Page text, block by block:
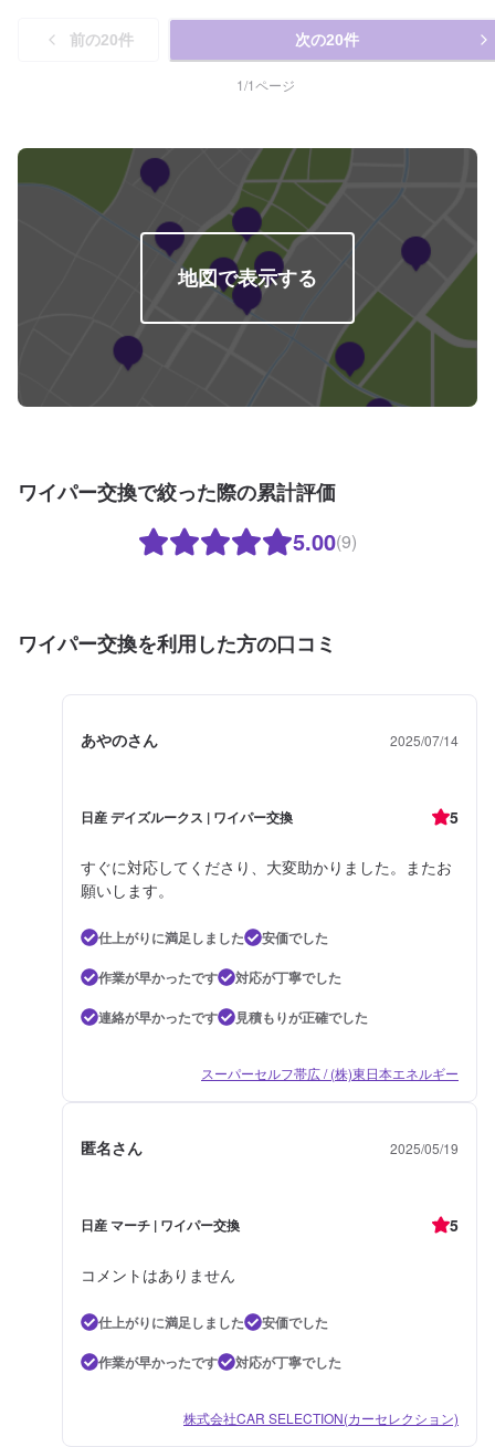
前の20件 次の20件
1/1ページ
地図で表示する
ワイパー交換で絞った際の累計評価
5.00(9)
ワイパー交換を利用した方の口コミ
あやのさん 2025/07/14
日産 デイズルークス | ワイパー交換 5
すぐに対応してくださり、大変助かりました。またお
願いします。
仕上がりに満足しました
安価でした
作業が早かったです
対応が丁寧でした
連絡が早かったです
見積もりが正確でした
スーパーセルフ帯広 / (株)東日本エネルギー
匿名さん 2025/05/19
日産 マーチ | ワイパー交換 5
コメントはありません
仕上がりに満足しました
安価でした
作業が早かったです
対応が丁寧でした
株式会社CAR SELECTION(カーセレクション)